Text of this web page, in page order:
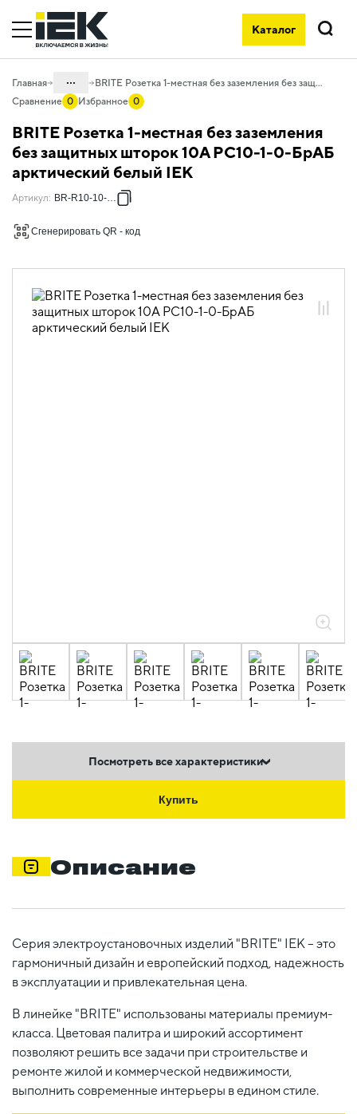
Каталог
Поиск
Главная ...
06. Изделия электроустановочные,
удлинители и силовые разъемы
изделия скрытого монтажа BRITE
белый
BRITE Розетка 1-местная без заземления без защитных шторок 10А РС10-1-0-БрАБ арктический белый IEK
Сравнение 0 Избранное 0
BRITE Розетка 1-местная без заземления
без защитных шторок 10А РС10-1-0-БрАБ
арктический белый IEK
Артикул: BR-R10-10-K91
Сгенерировать QR - код
Посмотреть все характеристики
Купить
Описание
Серия электроустановочных изделий "BRITE" IEK – это
гармоничный дизайн и европейский подход, надежность
в эксплуатации и привлекательная цена.
В линейке "BRITE" использованы материалы премиум-
класса. Цветовая палитра и широкий ассортимент
позволяют решить все задачи при строительстве и
ремонте жилой и коммерческой недвижимости,
выполнить современные интерьеры в едином стиле.